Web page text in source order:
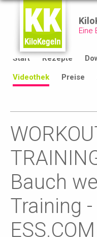
Eine
Start Rezepte
Videothek Preise
Bauch
Training
ESS.COM